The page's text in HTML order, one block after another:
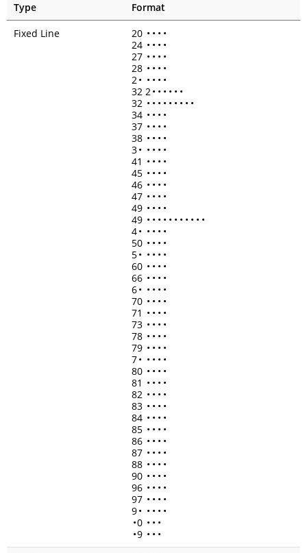
Type
Format
Fixed Line
20 • • • •
24 • • • •
27 • • • •
28 • • • •
2• • • • •
32 2• • • • • •
32 • • • • • • • • •
34 • • • •
37 • • • •
38 • • • •
3• • • • •
41 • • • •
45 • • • •
46 • • • •
47 • • • •
49 • • • •
49 • • • • • • • • • • •
4• • • • •
50 • • • •
5• • • • •
60 • • • •
66 • • • •
6• • • • •
70 • • • •
71 • • • •
73 • • • •
78 • • • •
79 • • • •
7• • • • •
80 • • • •
81 • • • •
82 • • • •
83 • • • •
84 • • • •
85 • • • •
86 • • • •
87 • • • •
88 • • • •
90 • • • •
96 • • • •
97 • • • •
9• • • • •
•0 • • •
•9 • • •